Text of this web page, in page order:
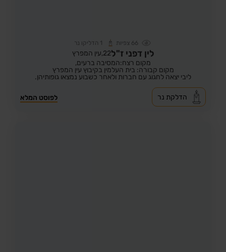
66 צפיות 1 הדליקו נר
לין דפני ז"ל22, עין המפרץ
מקום רצח:המסיבה ברעים,
מקום קבורה: בית העלמין בקיבוץ עין המפרץ
ליבי יצאה לחגוג עם חברות ולאחר כשבוע נמצאו גופותיהן.
לפוסט המלא הדלקת נר